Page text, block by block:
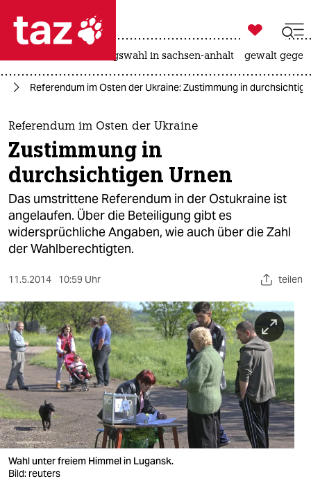
 taz zahl ich
taz zahl ich
themen
politik
öko
gesellschaft
kultur
sport
berlin
nord
wahrheit
verlag
verlag
veranstaltungen

taz zahl ich
landtagswahl in sachsen-anhalt gewalt
Referendum im Osten der Ukraine: Zustimmung in
Referendum im Osten der Ukraine
Zustimmung in
durchsichtigen Urnen
Das umstrittene Referendum in der Ostukraine ist
angelaufen. Über die Beteiligung gibt es
widersprüchliche Angaben, wie auch über die Zahl
der Wahlberechtigten.
11.5.2014 10:59 Uhr teilen
Wahl unter freiem Himmel in Lugansk.
Bild: reuters